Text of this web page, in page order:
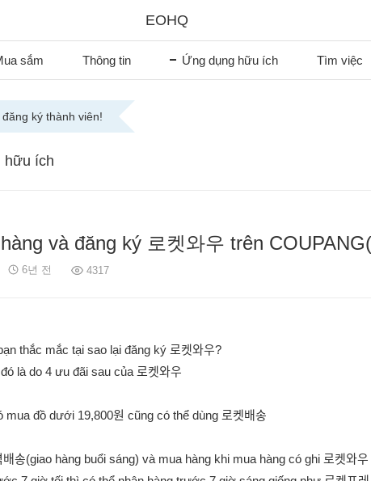
EOHQ
sắm Thông tin Ứng dụng hữu ích Tìm việc
ký thành viên!
hữu ích
và đăng ký 로켓와우 trên
6년 전 4317
thắc mắc tại sao lại đăng ký 로켓와우?
là do 4 ưu đãi sau của 로켓와우
mua đồ dưới 19,800원 cũng có thể dùng 로켓배송
배송(giao hàng buổi sáng) và mua hàng khi mua hàng có ghi 로켓와우